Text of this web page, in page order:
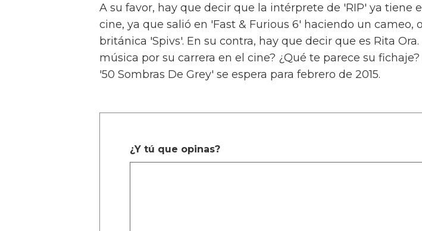
A su favor, hay que decir que la intérprete de 'RIP' ya tiene
cine, ya que salió en 'Fast & Furious 6' haciendo un cameo,
británica 'Spivs'. En su contra, hay que decir que es Rita Ora.
música por su carrera en el cine? ¿Qué te parece su
'50 Sombras De Grey' se espera para febrero de 2015.
¿Y tú que opinas?